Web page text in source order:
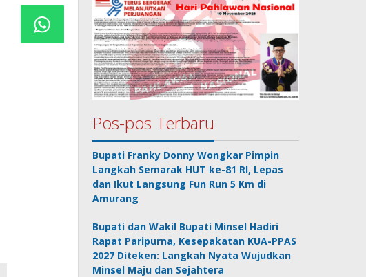
Pos-pos Terbaru
Bupati Franky Donny Wongkar Pimpin
Langkah Semarak HUT ke-81 RI, Lepas
dan Ikut Langsung Fun Run 5 Km di
Amurang
Bupati dan Wakil Bupati Minsel Hadiri
Rapat Paripurna, Kesepakatan KUA-PPAS
2027 Diteken: Langkah Nyata Wujudkan
Minsel Maju dan Sejahtera